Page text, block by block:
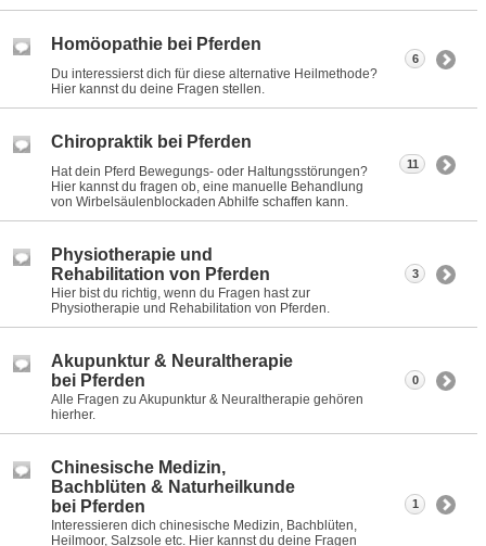
Homöopathie bei Pferden
Du interessierst dich für diese alternative Heilmethode?
Hier kannst du deine Fragen stellen.
6
Chiropraktik bei Pferden
Hat dein Pferd Bewegungs- oder Haltungsstörungen?
Hier kannst du fragen ob, eine manuelle Behandlung
von Wirbelsäulenblockaden Abhilfe schaffen kann.
11
Physiotherapie und
Rehabilitation von Pferden
Hier bist du richtig, wenn du Fragen hast zur
Physiotherapie und Rehabilitation von Pferden.
3
Akupunktur & Neuraltherapie
bei Pferden
Alle Fragen zu Akupunktur & Neuraltherapie gehören
hierher.
0
Chinesische Medizin,
Bachblüten & Naturheilkunde
bei Pferden
Interessieren dich chinesische Medizin, Bachblüten,
Heilmoor, Salzsole etc. Hier kannst du deine Fragen
1